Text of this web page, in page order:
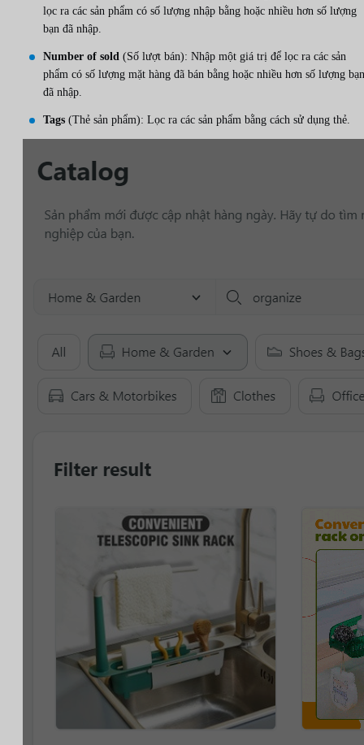
lọc ra các sản phẩm có số lượng nhập bằng hoặc nhiều hơn số lượng
bạn đã nhập.
Number of sold (Số lượt bán): Nhập một giá trị để lọc ra các sản
phẩm có số lượng mặt hàng đã bán bằng hoặc nhiều hơn số lượng bạn
đã nhập.
Tags (Thẻ sản phẩm): Lọc ra các sản phẩm bằng cách sử dụng thẻ.